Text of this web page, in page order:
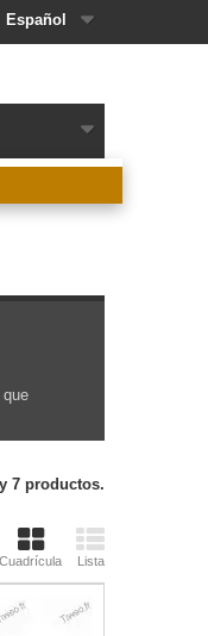
Español
7 productos.
Cuadrícula Lista